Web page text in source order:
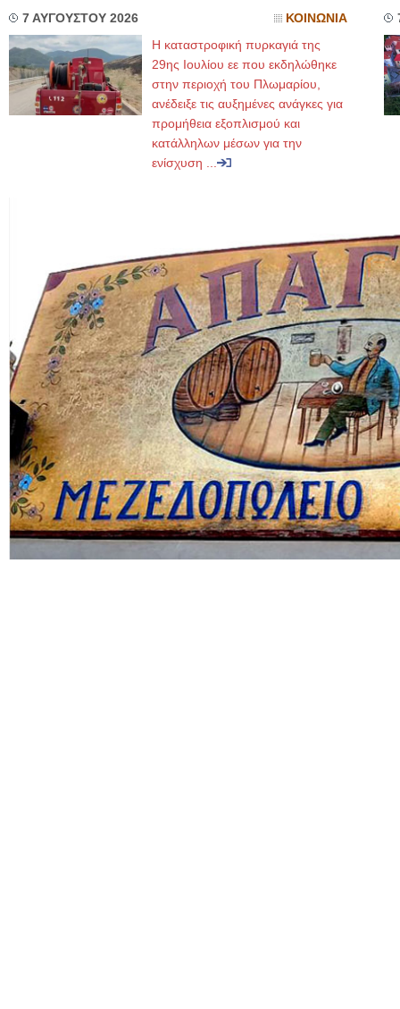
7 ΑΥΓΟΥΣΤΟΥ 2026 ΚΟΙΝΩΝΙΑ
Η καταστροφική πυρκαγιά της
29ης Ιουλίου εε που εκδηλώθηκε
στην περιοχή του Πλωμαρίου,
ανέδειξε τις αυξημένες ανάγκες για
προμήθεια εξοπλισμού και
κατάλληλων μέσων για την
ενίσχυση ...